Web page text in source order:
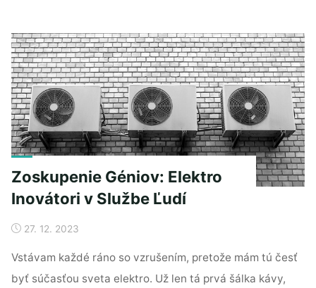
dosah
ruky.
Ako
si
vybrať
ten
správny
bojler?"
Zoskupenie Géniov: Elektro
Inovátori v Službe Ľudí
27. 12. 2023
Vstávam každé ráno so vzrušením, pretože mám tú česť
byť súčasťou sveta elektro. Už len tá prvá šálka kávy,